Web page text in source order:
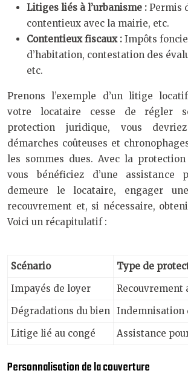
Litiges liés à l’urbanisme : Permis
contentieux avec la mairie, etc.
Contentieux fiscaux : Impôts
d’habitation, contestation des
etc.
Prenons l’exemple d’un litige
votre locataire cesse de régler
protection juridique, vous
démarches coûteuses et
les sommes dues. Avec la protection
vous bénéficiez d’une assistance
demeure le locataire, engager
recouvrement et, si nécessaire,
Voici un récapitulatif :
Scénario
Type de
Impayés de loyer
Recouvrement
Dégradations du bien Indemnisation
Litige lié au congé
Assistance
Personnalisation de la couverture